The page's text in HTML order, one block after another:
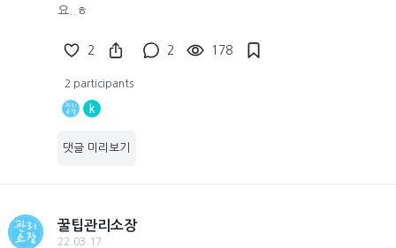
요..ㅎ
2 2 178
2 participants
k
댓글 미리보기
꿀팁관리소장
22.03.17